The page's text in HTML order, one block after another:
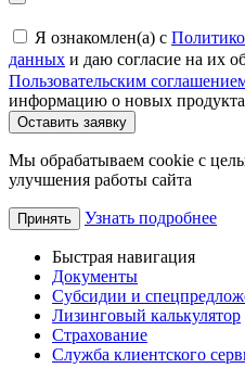
Я ознакомлен(а) с
данных и даю согласие на их
Пользовательским
информацию о новых
Оставить заявку
Мы обрабатываем cookie с
улучшения работы сайта
Принять Узнать подробнее
Быстрая навигация
Документы
Субсидии и
Лизинговый калькулятор
Страхование
Служба клиентского